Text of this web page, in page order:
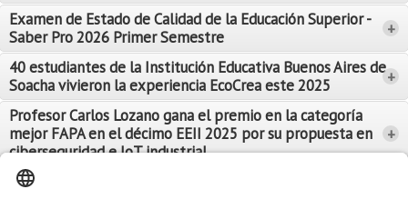
Leer Más
Leer Más
Leer Más
Examen de Estado de Calidad de la Educación Superior -
Saber Pro 2026 Primer Semestre
+
Leer Más
40 estudiantes de la Institución Educativa Buenos Aires de
Soacha vivieron la experiencia EcoCrea este 2025
+
Profesor Carlos Lozano gana el premio en la categoría
mejor FAPA en el décimo EEII 2025 por su propuesta en
ciberseguridad e IoT industrial
+